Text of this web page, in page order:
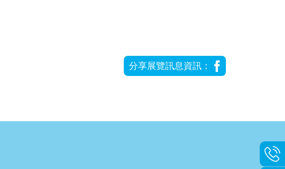
分享展覽訊息資訊：